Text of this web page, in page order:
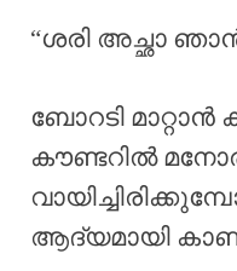
“ശരി അച്ഛാ
ബോറടി
കൗണ്ടറിൽ
ആദ്യമായി